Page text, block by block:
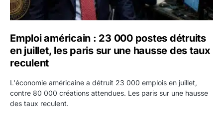
Emploi américain : 23 000 postes détruits
en juillet, les paris sur une hausse des taux
reculent
L'économie américaine a détruit 23 000 emplois en juillet,
contre 80 000 créations attendues. Les paris sur une hausse
des taux reculent.